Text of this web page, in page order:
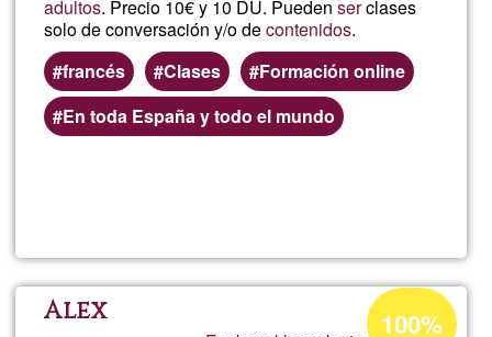
adultos. Precio 10€ y 10 DU. Puedenserclases
solo de conversación y/o decontenidos.
francés
Clases
Formación online
En toda España y todo el mundo
Clases
de
Alex
Porcentaje
100%